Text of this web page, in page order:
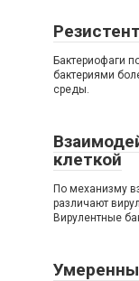
Бактериофаги
бактериями
среды.
клеткой
По механизму
различают
Вирулентные